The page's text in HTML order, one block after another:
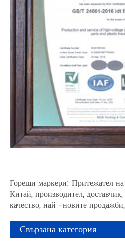
Горещи маркери: Притежател
Китай, производител,
качество, най -новите
Свързана категория